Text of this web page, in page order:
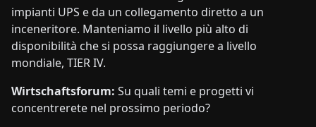
impianti UPS e da un collegamento diretto a un
inceneritore. Manteniamo il livello più alto di
disponibilità che si possa raggiungere a livello
mondiale, TIER IV.
Wirtschaftsforum: Su quali temi e progetti vi
concentrerete nel prossimo periodo?